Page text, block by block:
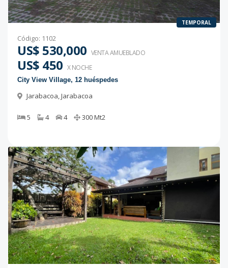
TEMPORAL
Código: 1102
US$ 530,000 VENTA AMUEBLADO
US$ 450 X NOCHE
City View Village, 12 huéspedes
Jarabacoa,Jarabacoa
5 4 4 300Mt2